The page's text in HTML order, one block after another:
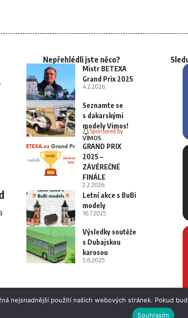
Nepřehlédli jste něco?
Mistr BETEXA
Grand Prix 2025
4.2.2026
Seznamte se
s dakarskými
modely Vimos!
Sponsored by
VIMOS
GRAND PRIX
2025 –
ZÁVĚREČNÉ
FINÁLE
2.2.2026
Letní akce s BuBi
modely
16.7.2025
Výsledky soutěže
s Dubajskou
karosou
5.6.2025
nejsnadnější použití našich webových stránek. Pokud
Souhlasím